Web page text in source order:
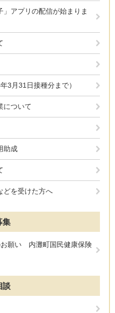
アプリの配信が始まりま
3月31日接種分まで）
について
助成
どを受けた方へ
集
願い 内灘町国民健康保険
談